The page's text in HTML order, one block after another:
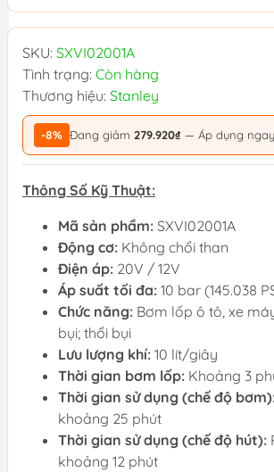
SKU: SXVI02001A
Tình trạng: Còn hàng
Thương hiệu: Stanley
-8% Đang giảm 279.920₫ — Áp dụng ngay
Thông Số Kỹ Thuật:
Mã sản phẩm: SXVI02001A
Động cơ: Không chổi than
Điện áp: 20V / 12V
Áp suất tối đa: 10 bar (145.038
Chức năng: Bơm lốp ô tô, xe
bụi; thổi bụi
Lưu lượng khí: 10 lít/giây
Thời gian bơm lốp: Khoảng 3
Thời gian sử dụng (chế độ
khoảng 25 phút
Thời gian sử dụng (chế độ hút):
khoảng 12 phút